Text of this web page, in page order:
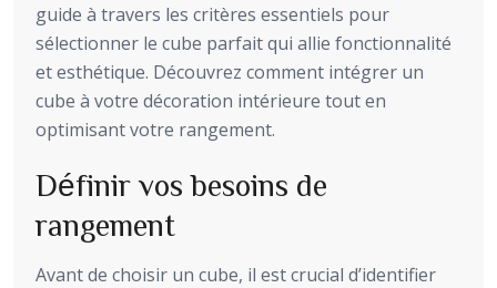
guide à travers les critères essentiels pour
sélectionner le cube parfait qui allie fonctionnalité
et esthétique. Découvrez comment intégrer un
cube à votre décoration intérieure tout en
optimisant votre rangement.
Définir vos besoins de
rangement
Avant de choisir un cube, il est crucial d’identifier